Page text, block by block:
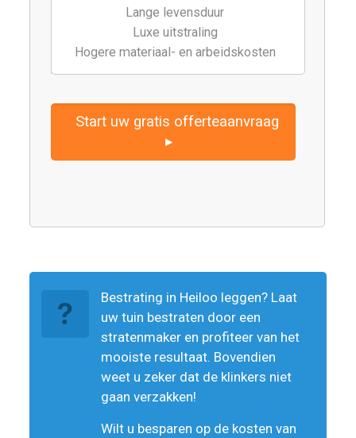
Lange levensduur
Luxe uitstraling
Hogere materiaal- en arbeidskosten
Start uw gratis offerteaanvraag
▸
Bestrating in Heiloo leggen? Laat
uw tuin bestraten door een
stratenmaker en profiteer van het
mooiste resultaat. Bovendien
weet u zeker dat de klinkers niet
gaan verzakken!
Wilt u besparen op de kosten van